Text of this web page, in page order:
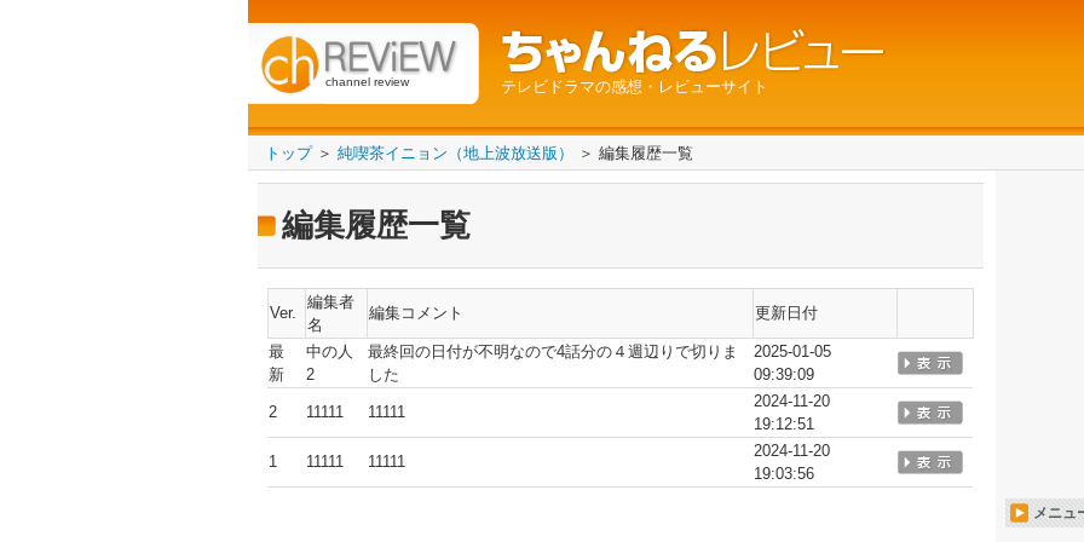
channel review テレビドラマの感想・レビューサイト
トップ＞ 純喫茶イニョン（地上波放送版） ＞ 編集履歴一覧
編集履歴一覧
Ver.
編集者
名
編集コメント 更新日付
最
新
中の人
2
最終回の日付が不明なので4話分の４週辺りで切りま
した
2025-01-05
09:39:09
2 11111 11111
2024-11-20
19:12:51
1 11111 11111
2024-11-20
19:03:56
メニュ